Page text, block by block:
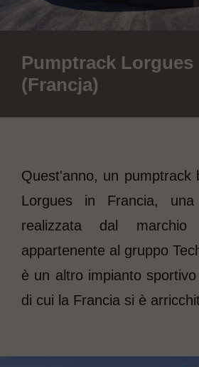
Pumptrack Lorgues
(Francja)
Quest'anno, un pumptrack
Lorgues in Francia,
realizzata dal marchio
appartenente al gruppo
è un altro impianto
di cui la Francia si è